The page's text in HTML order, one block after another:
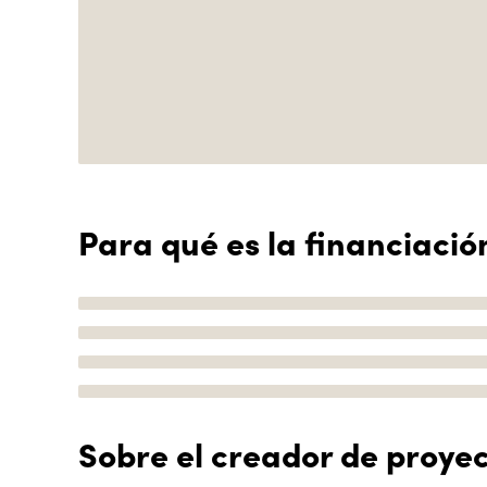
Para qué es la
Sobre el creador de